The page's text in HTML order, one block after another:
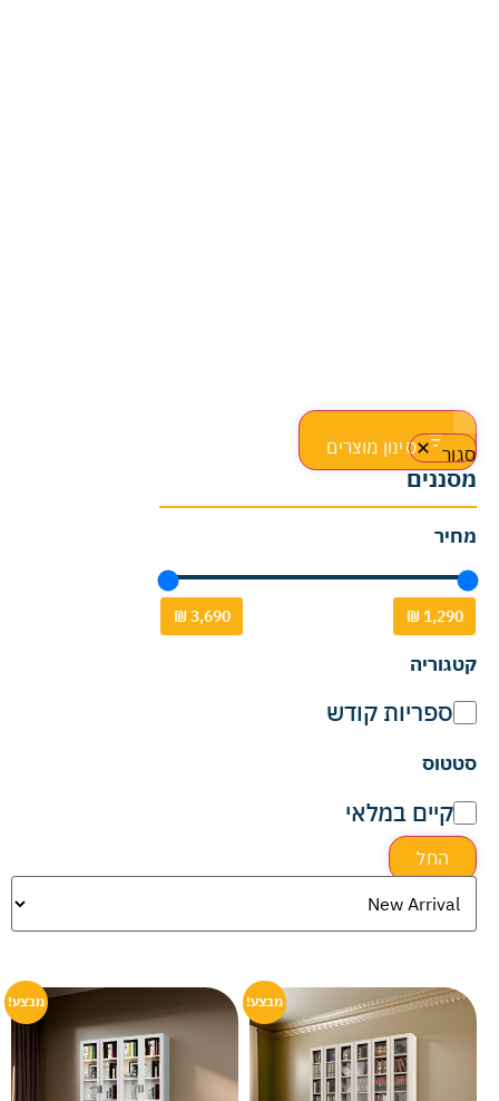
סינון מוצרים סגור
מסננים
מחיר
קטגוריה
ספריות קודש
סטטוס
קיים במלאי
החל
מבצע! מבצע!